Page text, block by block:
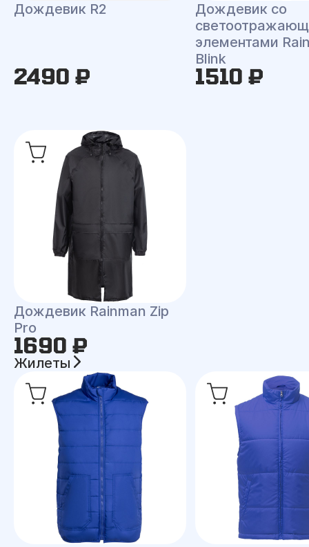
Дождевик R2
2490 ₽
Дождевик со
элементами
Blink
1510 ₽
Дождевик Rainman Zip
Pro
1690 ₽
Жилеты